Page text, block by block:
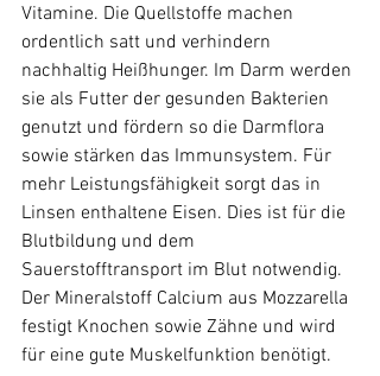
Vitamine. Die Quellstoffe machen
ordentlich satt und verhindern
nachhaltig Heißhunger. Im Darm werden
sie als Futter der gesunden Bakterien
genutzt und fördern so die Darmflora
sowie stärken das Immunsystem. Für
mehr Leistungsfähigkeit sorgt das in
Linsen enthaltene Eisen. Dies ist für die
Blutbildung und dem
Sauerstofftransport im Blut notwendig.
Der Mineralstoff Calcium aus Mozzarella
festigt Knochen sowie Zähne und wird